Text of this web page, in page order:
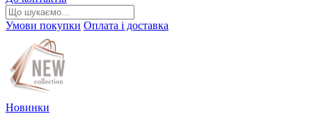
Умови покупки Оплата і доставка
Новинки